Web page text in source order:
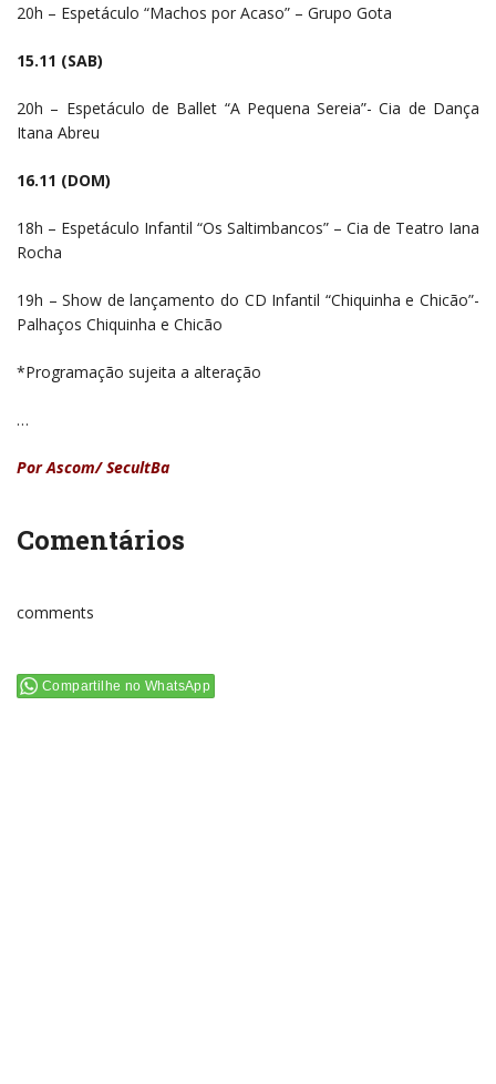
20h – Espetáculo “Machos por Acaso” – Grupo Gota
15.11 (SAB)
20h – Espetáculo de Ballet “A Pequena Sereia”- Cia de Dança
Itana Abreu
16.11 (DOM)
18h – Espetáculo Infantil “Os Saltimbancos” – Cia de Teatro Iana
Rocha
19h – Show de lançamento do CD Infantil “Chiquinha e Chicão”-
Palhaços Chiquinha e Chicão
*Programação sujeita a alteração
…
Por Ascom/ SecultBa
Comentários
comments
Compartilhe no WhatsApp